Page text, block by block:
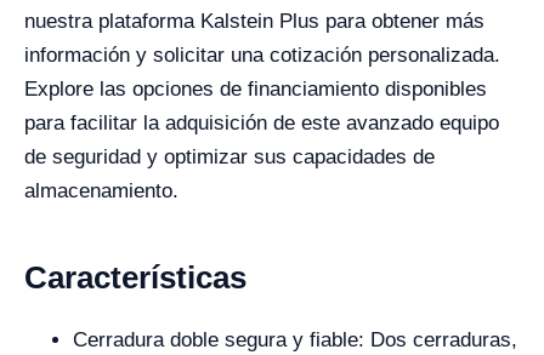
nuestra plataforma Kalstein Plus para obtener más
información y solicitar una cotización personalizada.
Explore las opciones de financiamiento disponibles
para facilitar la adquisición de este avanzado equipo
de seguridad y optimizar sus capacidades de
almacenamiento.
Características
Cerradura doble segura y fiable: Dos cerraduras,